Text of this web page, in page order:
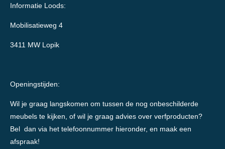
Informatie Loods:
Mobilisatieweg 4
3411 MW Lopik
Openingstijden:
Wil je graag langskomen om tussen de nog onbeschilderde
meubels te kijken, of wil je graag advies over verfproducten?
Bel dan via het telefoonnummer hieronder, en maak een
afspraak!